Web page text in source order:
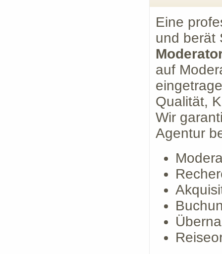
Eine
und berät
auf
Qualität,
Wir
Agentur